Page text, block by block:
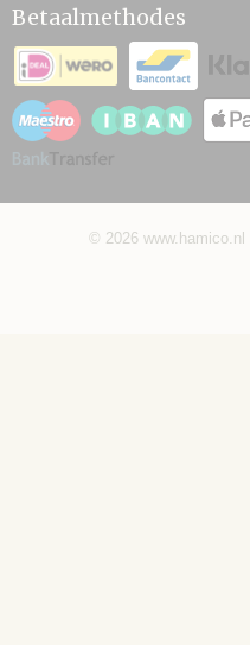
Betaalmethodes
© 2026 www.hamico.nl